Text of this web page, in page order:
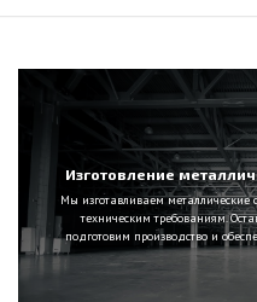
Изготовление
Мы изготавливаем
техническим требованиям.
подготовим производство и